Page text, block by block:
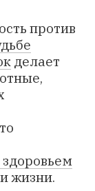
против
делает
жизни.